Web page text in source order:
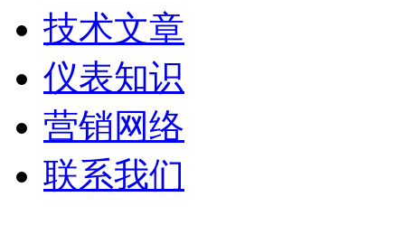
技术文章
仪表知识
营销网络
联系我们